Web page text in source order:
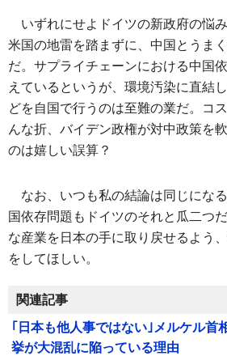
いずれにせよドイツの新政府の悩
米国の地雷を踏まずに、中国とうま
だ。サプライチェーンにおける中国
えているというが、環境汚染に直結
どを自国で行うのは至難の業だ。コ
んな折、バイデン政権が対中政策を
のは嬉しい誤算？
なお、いつも私の結論は同じにな
国依存問題もドイツのそれと瓜二つ
な産業を日本の手に取り戻せるよう
をしてほしい。
関連記事
｢日本も他人事ではない｣メルケル首
挙が大混乱に陥っている理由